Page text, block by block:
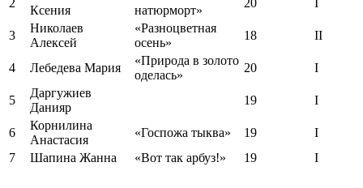
2
Ксения
натюрморт»
20
3
Николаев
Алексей
«Разноцветная
осень»
18 II
4 Лебедева Мария
«Природа в золото
оделась»
20 I
5
Даргужиев
Данияр
19 I
6
Корнилина
Анастасия
«Госпожа тыква» 19
I
7
Шапина Жанна «Вот так арбуз!» 19 I